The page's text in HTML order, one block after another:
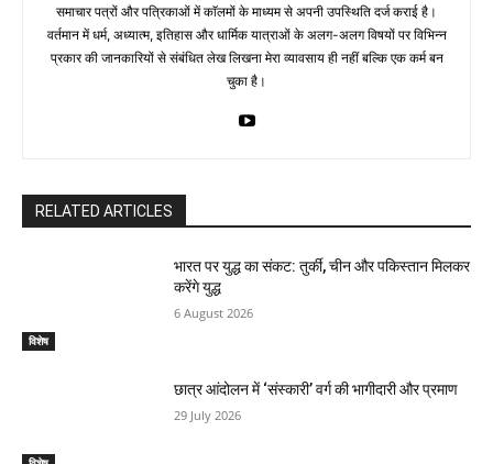
समाचार पत्रों और पत्रिकाओं में काॅलमों के माध्यम से अपनी उपस्थिति दर्ज कराई है।
वर्तमान में धर्म, अध्यात्म, इतिहास और धार्मिक यात्राओं के अलग-अलग विषयों पर विभिन्न
प्रकार की जानकारियों से संबंधित लेख लिखना मेरा व्यावसाय ही नहीं बल्कि एक कर्म बन
चुका है।
RELATED ARTICLES
विशेष
भारत पर युद्ध का संकट: तुर्की, चीन और पकिस्तान मिलकर
करेंगे युद्ध
6 August 2026
छात्र आंदोलन में ‘संस्कारी’ वर्ग की भागीदारी और प्रमाण
29 July 2026